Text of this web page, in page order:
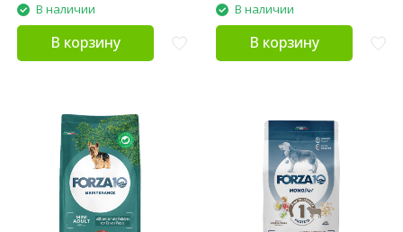
В наличии
В корзину
В наличии
В корзину